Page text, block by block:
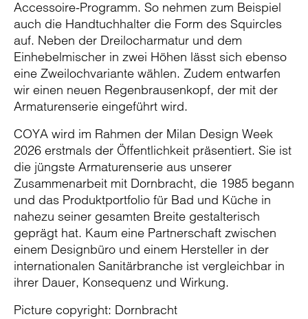
Accessoire-Programm. So nehmen zum Beispiel
auch die Handtuchhalter die Form des Squircles
auf. Neben der Dreilocharmatur und dem
Einhebelmischer in zwei Höhen lässt sich ebenso
eine Zweilochvariante wählen. Zudem entwarfen
wir einen neuen Regenbrausenkopf, der mit der
Armaturenserie eingeführt wird.
COYA wird im Rahmen der Milan Design Week
2026 erstmals der Öffentlichkeit präsentiert. Sie ist
die jüngste Armaturenserie aus unserer
Zusammenarbeit mit Dornbracht, die 1985 begann
und das Produktportfolio für Bad und Küche in
nahezu seiner gesamten Breite gestalterisch
geprägt hat. Kaum eine Partnerschaft zwischen
einem Designbüro und einem Hersteller in der
internationalen Sanitärbranche ist vergleichbar in
ihrer Dauer, Konsequenz und Wirkung.
Picture copyright: Dornbracht